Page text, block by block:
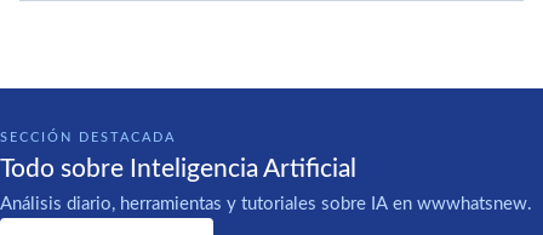
SECCIÓN DESTACADA
Todo sobre Inteligencia Artificial
Análisis diario, herramientas y tutoriales sobre IA en wwwhatsnew.